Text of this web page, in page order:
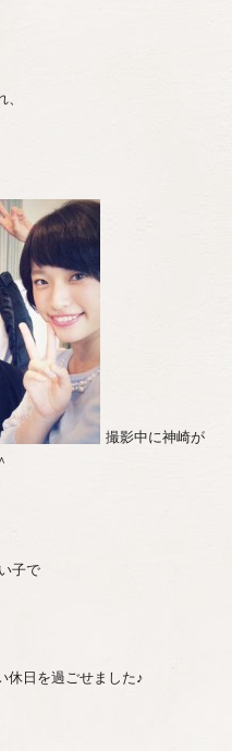
撮影中に神崎が
子で
休日を過ごせました♪